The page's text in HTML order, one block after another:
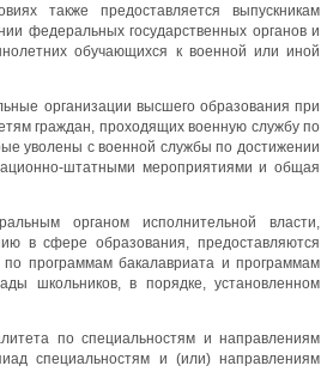
также предоставляется выпускникам
федеральных государственных органов и
обучающихся к военной или иной
организации высшего образования при
граждан, проходящих военную службу по
уволены с военной службы по достижении
штатными мероприятиями и общая
органом исполнительной власти,
в сфере образования, предоставляются
программам бакалавриата и программам
школьников, в порядке, установленном
по специальностям и направлениям
специальностям и (или) направлениям